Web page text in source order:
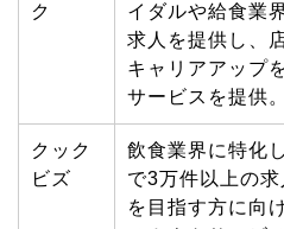
ク
イダルや給食業
求人を提供し、
キャリアアップ
サービスを提供。
クック
ビズ
飲食業界に特化し
で3万件以上の
を目指す方に向